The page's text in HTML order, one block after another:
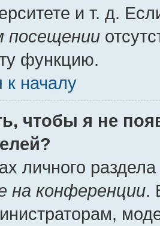
и т. д.
посещении
функцию.
к началу
чтобы я не
личного
на конференции.